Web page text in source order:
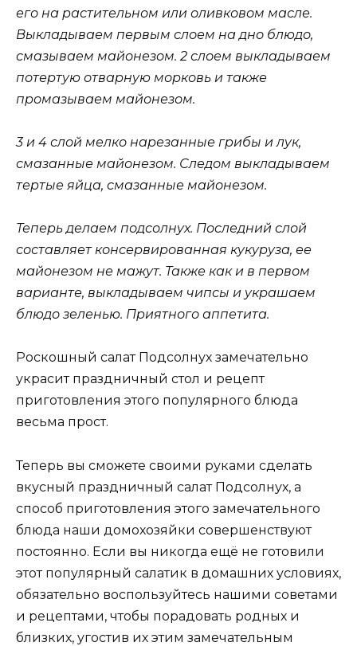
его на растительном или оливковом масле.
Выкладываем первым слоем на дно блюдо,
смазываем майонезом. 2 слоем выкладываем
потертую отварную морковь и также
промазываем майонезом.
3 и 4 слой мелко нарезанные грибы и лук,
смазанные майонезом. Следом выкладываем
тертые яйца, смазанные майонезом.
Теперь делаем подсолнух. Последний слой
составляет консервированная кукуруза, ее
майонезом не мажут. Также как и в первом
варианте, выкладываем чипсы и украшаем
блюдо зеленью. Приятного аппетита.
Роскошный салат Подсолнух замечательно
украсит праздничный стол и рецепт
приготовления этого популярного блюда
весьма прост.
Теперь вы сможете своими руками сделать
вкусный праздничный салат Подсолнух, а
способ приготовления этого замечательного
блюда наши домохозяйки совершенствуют
постоянно. Если вы никогда ещё не готовили
этот популярный салатик в домашних условиях,
обязательно воспользуйтесь нашими советами
и рецептами, чтобы порадовать родных и
близких, угостив их этим замечательным